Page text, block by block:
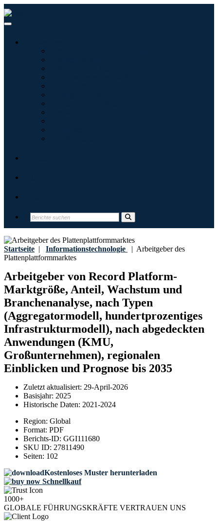
Startseite | Informationstechnologie | Arbeitgeber des
Plattenplattformmarktes
Arbeitgeber von Record Platform-
Marktgröße, Anteil, Wachstum und
Branchenanalyse, nach Typen
(Aggregatormodell, hundertprozentiges
Infrastrukturmodell), nach abgedeckten
Anwendungen (KMU,
Großunternehmen), regionalen
Einblicken und Prognose bis 2035
Zuletzt aktualisiert: 29-April-2026
Basisjahr: 2025
Historische Daten: 2021-2024
Region: Global
Format: PDF
Berichts-ID: GGI111680
SKU ID: 27811490
Seiten: 102
Kostenloses Muster herunterladen
Schnellkauf
1000+
GLOBALE FÜHRUNGSKRÄFTE VERTRAUEN UNS